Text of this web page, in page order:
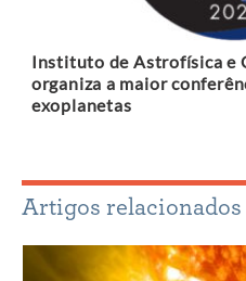
Instituto de Astrofísica e
organiza a maior
exoplanetas
Artigos relacionados